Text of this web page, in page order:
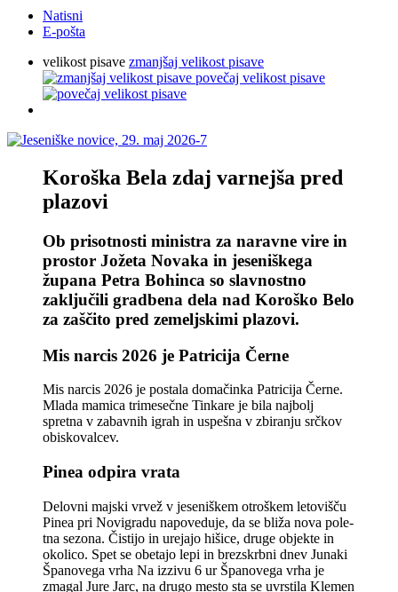
Natisni
E-pošta
velikost pisave zmanjšaj velikost pisave
povečaj velikost pisave
Koroška Bela zdaj varnejša pred
plazovi
Ob prisotnosti ministra za naravne vire in
prostor Jožeta Novaka in jeseniškega
župana Petra Bohinca so slavnostno
zaključili gradbena dela nad Koroško Belo
za zaščito pred zemeljskimi plazovi.
Mis narcis 2026 je Patricija Černe
Mis narcis 2026 je postala domačinka Patricija Černe.
Mlada mamica trimesečne Tinkare je bila najbolj
spretna v zabavnih igrah in uspešna v zbiranju srčkov
obiskovalcev.
Pinea odpira vrata
Delovni majski vrvež v jese­niškem otroškem letovišču
Pinea pri Novigradu napove­duje, da se bliža nova pole­
tna sezona. Čistijo in urejajo hišice, druge objekte in
oko­lico. Spet se obetajo lepi in brezskrbni dnev Junaki
Španovega vrha Na izzivu 6 ur Španovega vrha je
zmagal Jure Jarc, na drugo mesto sta se uvrstila Klemen